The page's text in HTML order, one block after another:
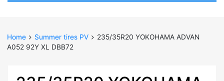
Home Summer tires PV
235/35R20 YOKOHAMA ADVAN
A052 92Y XL DBB72